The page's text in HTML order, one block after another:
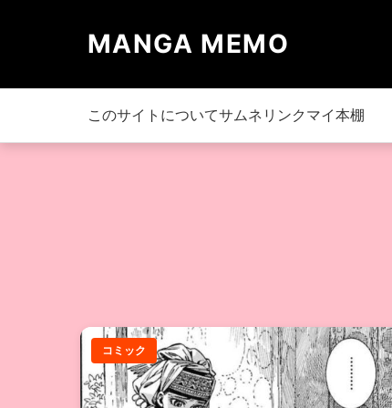
MANGA MEMO
このサイトについてサムネリンク マイ本棚
コミック